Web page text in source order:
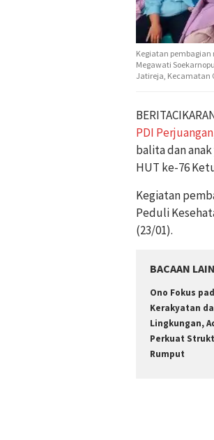
Kegiatan pembagian
Megawati
Jatireja, Kecamatan
PDI Perjuangan
balita dan
HUT ke-76
Kegiatan
Peduli
(23/01).
BACAAN
Ono Fokus
Kerakyatan
Lingkungan,
Perkuat
Rumput